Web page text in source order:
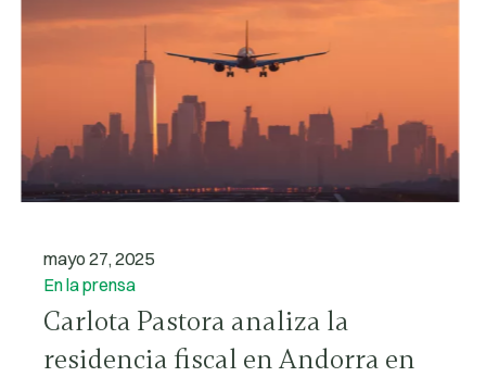
mayo 27, 2025
En la prensa
Carlota Pastora analiza la
residencia fiscal en Andorra en